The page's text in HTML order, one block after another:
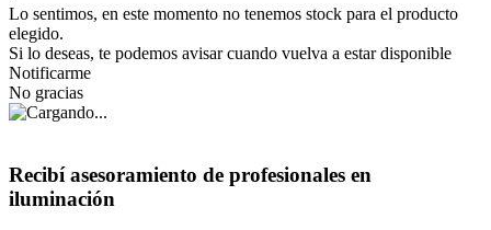
Lo sentimos, en este momento no tenemos stock para el producto
elegido.
Si lo deseas, te podemos avisar cuando vuelva a estar disponible
Notificarme
No gracias
Recibí asesoramiento de profesionales en
iluminación